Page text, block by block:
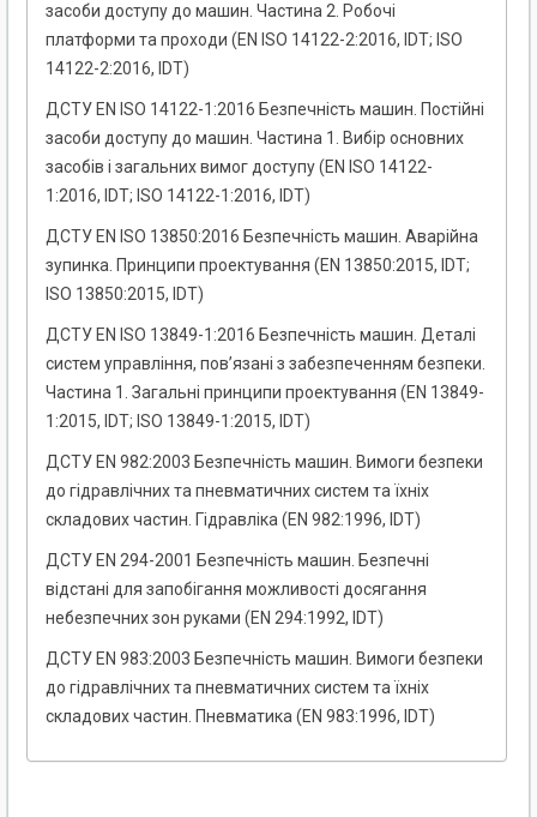
засоби доступу до машин. Частина 2. Робочі
платформи та проходи (EN ISO 14122-2:2016, IDT; ISO
14122-2:2016, IDT)
ДСТУ EN ISO 14122-1:2016 Безпечність машин. Постійні
засоби доступу до машин. Частина 1. Вибір основних
засобів і загальних вимог доступу (EN ISO 14122-
1:2016, IDT; ISO 14122-1:2016, IDT)
ДСТУ EN ISO 13850:2016 Безпечність машин. Аварійна
зупинка. Принципи проектування (EN 13850:2015, IDT;
ISO 13850:2015, IDT)
ДСТУ EN ISO 13849-1:2016 Безпечність машин. Деталі
систем управління, пов’язані з забезпеченням безпеки.
Частина 1. Загальні принципи проектування (EN 13849-
1:2015, IDT; ISO 13849-1:2015, IDT)
ДСТУ EN 982:2003 Безпечність машин. Вимоги безпеки
до гідравлічних та пневматичних систем та їхніх
складових частин. Гідравліка (EN 982:1996, IDТ)
ДСТУ EN 294-2001 Безпечність машин. Безпечні
відстані для запобігання можливості досягання
небезпечних зон руками (EN 294:1992, IDT)
ДСТУ EN 983:2003 Безпечність машин. Вимоги безпеки
до гідравлічних та пневматичних систем та їхніх
складових частин. Пневматика (EN 983:1996, IDT)